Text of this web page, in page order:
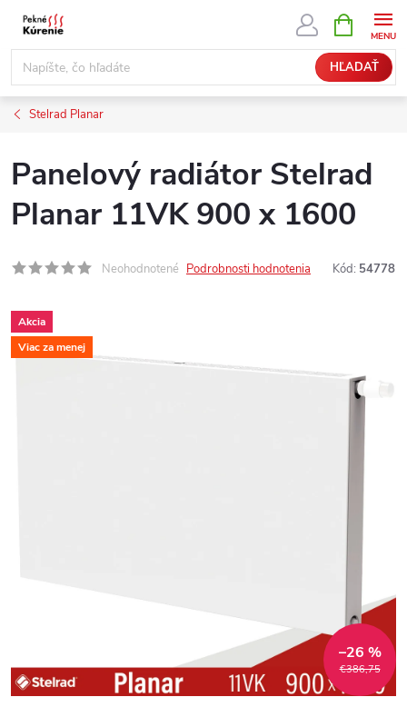
Prejsť
obsah
HĽADAŤ
KOŠÍK
Stelrad Planar
Panelový radiátor Stelrad
Planar 11VK 900 x 1600
Neohodnotené Podrobnosti hodnotenia Kód: 54778
Akcia
Viac za menej
€386,75
–26 %